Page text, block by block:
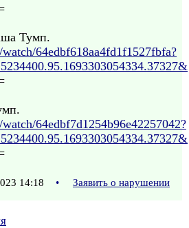
Тумп.
64edbf618aa4fd1f1527fbfa?
64edbf7d1254b96e42257042?
14:18 • Заявить о нарушении